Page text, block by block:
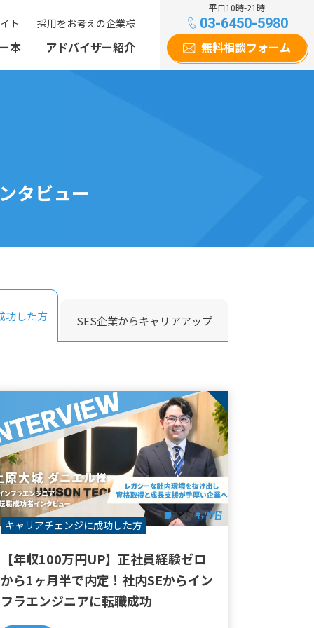
ト 採用をお考えの企業様
本 アドバイザー紹介
平日10時-21時
03-6450-5980
無料相談フォーム
タビュー
功した方 SES企業からキャリアアップ
キャリアチェンジに成功した方
【年収100万円UP】正社員経験ゼロ
から1ヶ月半で内定！社内SEからイン
フラエンジニアに転職成功